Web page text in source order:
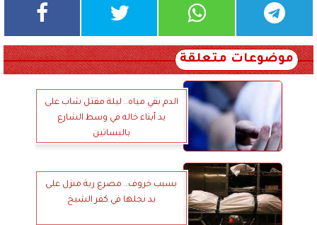
موضوعات متعلقة
الدم بقي مياه.. ليلة مقتل شاب على
يد أبناء خاله في وسط الشارع
بالبساتين
بسبب خروف.. مصرع ربة منزل على
يد نجلها في كفر الشيخ